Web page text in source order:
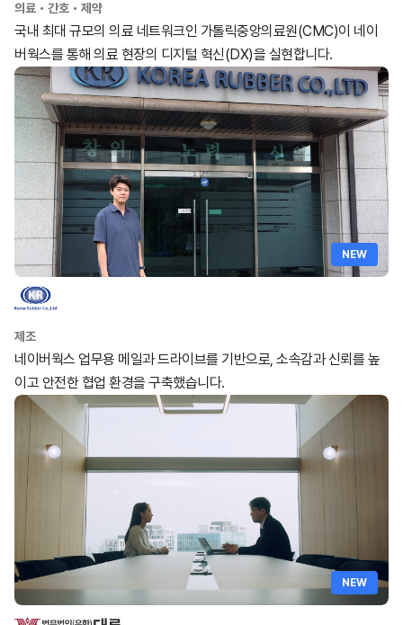
의료・간호・제약
국내 최대 규모의 의료 네트워크인 가톨릭중앙의료원(CMC)이 네이
버웍스를 통해 의료 현장의 디지털 혁신(DX)을 실현합니다.
NEW
제조
네이버웍스 업무용 메일과 드라이브를 기반으로, 소속감과 신뢰를 높
이고 안전한 협업 환경을 구축했습니다.
NEW